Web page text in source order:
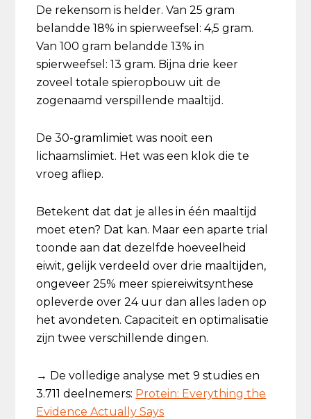
De rekensom is helder. Van 25 gram
belandde 18% in spierweefsel: 4,5 gram.
Van 100 gram belandde 13% in
spierweefsel: 13 gram. Bijna drie keer
zoveel totale spieropbouw uit de
zogenaamd verspillende maaltijd.
De 30-gramlimiet was nooit een
lichaamslimiet. Het was een klok die te
vroeg afliep.
Betekent dat dat je alles in één maaltijd
moet eten? Dat kan. Maar een aparte trial
toonde aan dat dezelfde hoeveelheid
eiwit, gelijk verdeeld over drie maaltijden,
ongeveer 25% meer spiereiwitsynthese
opleverde over 24 uur dan alles laden op
het avondeten. Capaciteit en optimalisatie
zijn twee verschillende dingen.
→ De volledige analyse met 9 studies en
3.711 deelnemers: Protein: Everything the
Evidence Actually Says